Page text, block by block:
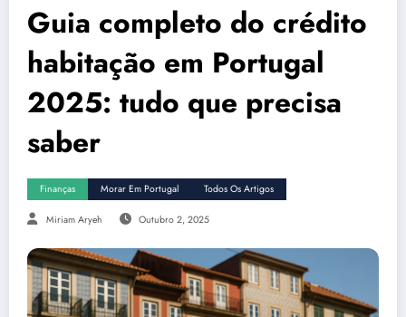
Guia completo do crédito
habitação em Portugal
2025: tudo que precisa
saber
Finanças Morar Em Portugal Todos Os Artigos
Miriam Aryeh Outubro 2, 2025